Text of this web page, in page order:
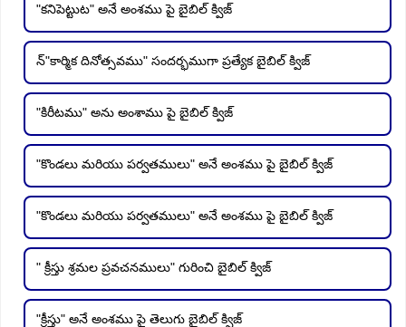
"కనిపెట్టుట" అనే అంశము పై బైబిల్ క్విజ్
న్"కార్మిక దినోత్సవము" సందర్భముగా ప్రత్యేక బైబిల్ క్విజ్
"కిరీటము" అను అంశాము పై బైబిల్ క్విజ్
"కొండలు మరియు పర్వతములు" అనే అంశము పై బైబిల్ క్విజ్
"కొండలు మరియు పర్వతములు" అనే అంశము పై బైబిల్ క్విజ్
" క్రీస్తు శ్రమల ప్రవచనములు" గురించి బైబిల్ క్విజ్
"క్రీస్తు" అనే అంశము పై తెలుగు బైబిల్ క్విజ్